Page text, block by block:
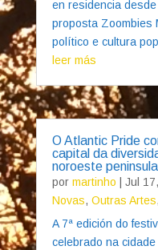
en residencia
proposta Zoombies
político e cultura
leer más
O Atlantic Pride
capital da
noroeste
por martinho Jul
Novas, Outras Artes,
A 7ª edición do
celebrado na